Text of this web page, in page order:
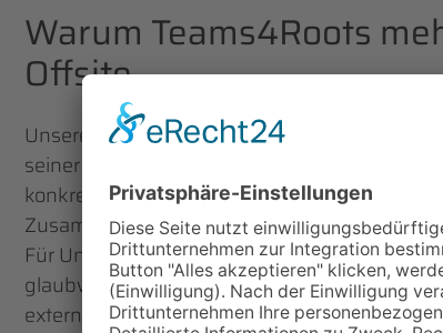
Warum Teams4Roots
Offsite
Unsere Pflanzevents schaffen einen
seiner Wirkung. Wer selbst pflanzt, erlebt
konkret und greifbar. Das stärkt nicht nur das
Zusammenhänge, sondern auch den
Für Unternehmen entsteht so ein Format,
glaubwürdiges Engagement sinnvoll
extern, transparent und langfristig wirksam